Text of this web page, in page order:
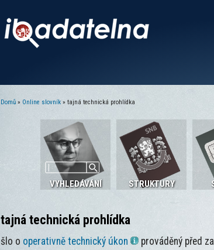
Domů » Online slovník » tajná technická prohlídka
VYHLEDÁVÁNÍ STRUKTURY
tajná technická prohlídka
šlo o operativně technický úkon
prováděný před